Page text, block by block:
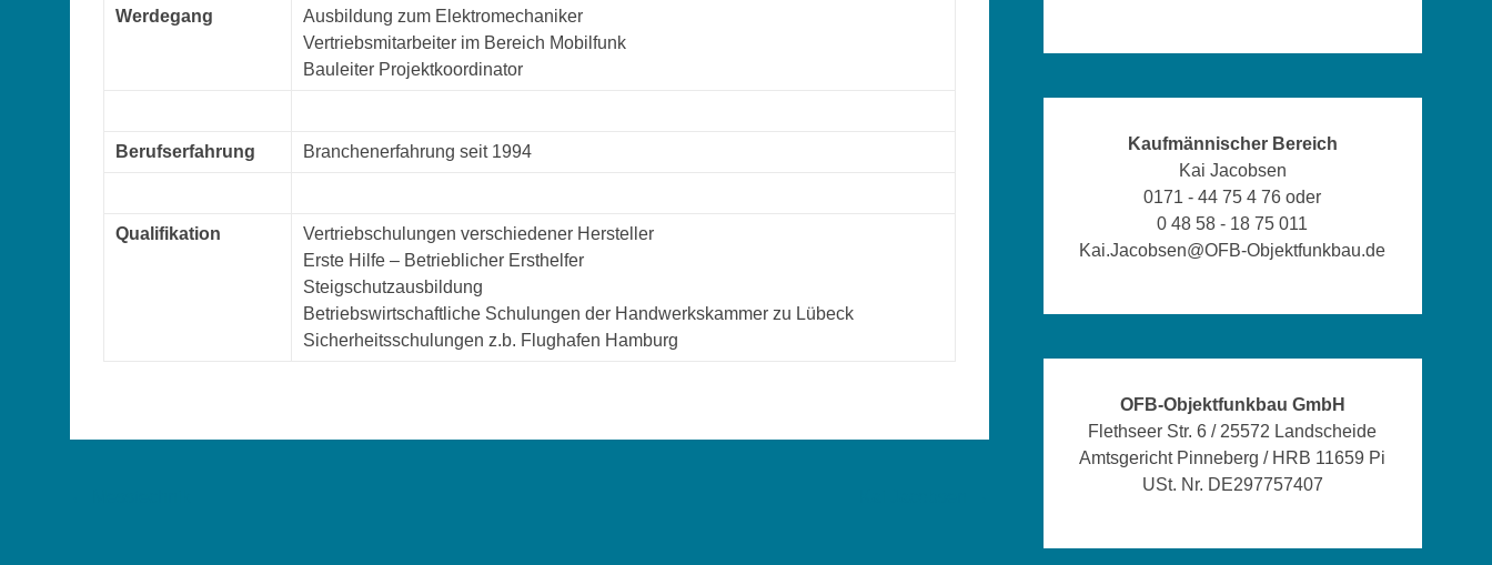
Werdegang
Ausbildung zum Elektromechaniker
Vertriebsmitarbeiter im Bereich Mobilfunk
Bauleiter Projektkoordinator
Berufserfahrung Branchenerfahrung seit 1994
Qualifikation
Vertriebschulungen verschiedener Hersteller
Erste Hilfe – Betrieblicher Ersthelfer
Steigschutzausbildung
Betriebswirtschaftliche Schulungen der Handwerkskammer zu Lübeck
Sicherheitsschulungen z.b. Flughafen Hamburg
Kaufmännischer Bereich
Kai Jacobsen
0171 - 44 75 4 76 oder
0 48 58 - 18 75 011
Kai.Jacobsen@OFB-Objektfunkbau.de
OFB-Objektfunkbau GmbH
Flethseer Str. 6 / 25572 Landscheide
Amtsgericht Pinneberg / HRB 11659 Pi
USt. Nr. DE297757407